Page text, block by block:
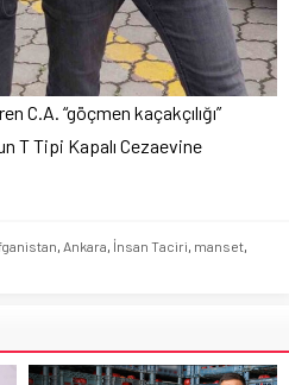
C.A. “göçmen kaçakçılığı”
T Tipi Kapalı Cezaevine
, Ankara, İnsan Taciri, manset,